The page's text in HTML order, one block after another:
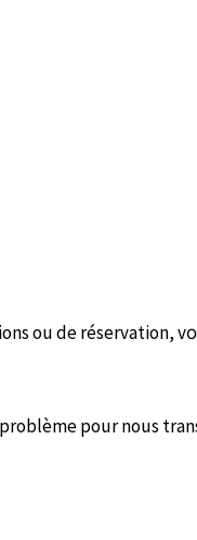
ou de réservation, v
problème pour nous